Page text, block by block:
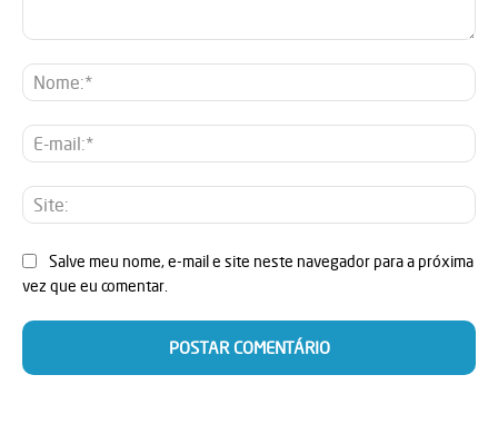
E-
Salve meu nome, e-mail e site neste navegador para a próxima
vez que eu comentar.